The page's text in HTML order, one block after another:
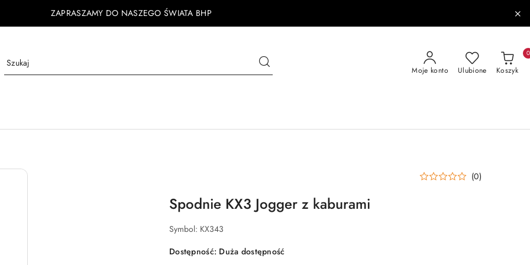
ZAPRASZAMY DO NASZEGO ŚWIATA BHP
Moje konto Ulubione Koszyk
0
(0)
Spodnie KX3 Jogger z kaburami
Symbol: KX343
Dostępność: Duża dostępność